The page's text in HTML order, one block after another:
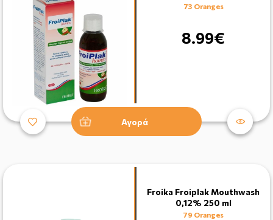
73 Oranges
8.99€
Αγορά
Froika Froiplak Mouthwash
0,12% 250 ml
79 Oranges